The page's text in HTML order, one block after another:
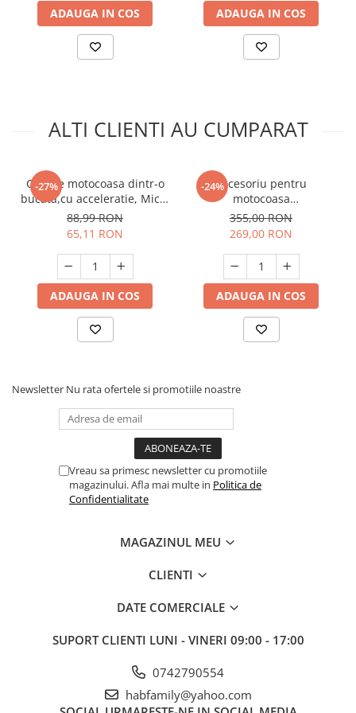
Unelte Gradinarit
Ventilatoare & Sisteme Racire
Aparate de aer conditionat
Foarfeci tuns oi
Incubatoare oua
ADAUGA IN COS ADAUGA IN COS
ALTI CLIENTI AU CUMPARAT
-27%
Coarne motocoasa dintr-o
bucata,cu acceleratie, Micul
Fermier GF-0557
88,99 RON
65,11 RON
ADAUGA IN COS
-24%Accesoriu pentru
motocoasa
,Prasitoare,cultivator,motosapa
26*-9T, GF-1376
355,00 RON
269,00 RON
ADAUGA IN COS
Newsletter Nu rata ofertele si promotiile noastre
Vreau sa primesc newsletter cu promotiile
magazinului. Afla mai multe in Politica de
Confidentialitate
MAGAZINUL MEU
CLIENTI
DATE COMERCIALE
SUPORT CLIENTI LUNI - VINERI 09:00 - 17:00
0742790554
habfamily@yahoo.com